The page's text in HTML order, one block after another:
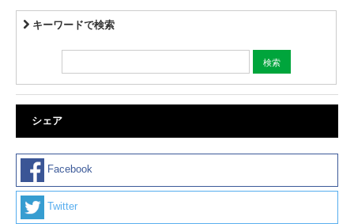
キーワードで検索
シェア
Facebook
Twitter